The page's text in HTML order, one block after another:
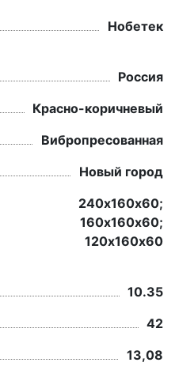
Нобетек
Россия
Красно-коричневый
Вибропресованная
Новый город
240х160х60;
160х160х60;
120х160х60
10.35
42
13,08